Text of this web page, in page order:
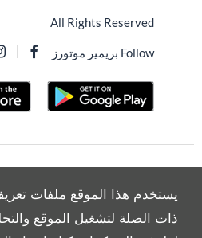
يستخدم هذا الموقع ملفات
ذات الصلة لتشغيل الموقع
All Rights Reserved
Follow بريمير موتورز
Copyright © 2026 بريمير موتورز